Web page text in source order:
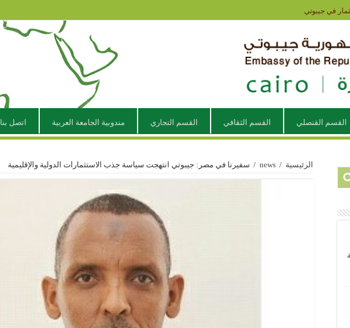
في جيبوتي
القسم القنصلي القسم الثقافي القسم التجاري مندوبية الجامعة العربية اتصل بنا
الرئيسية /
news
/ سفيرنا في مصر: جيبوتي انتهجت سياسة جذب الاستثمارات الدولية والإقليمية